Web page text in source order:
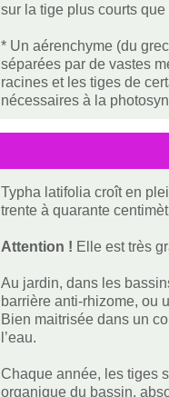
sur la tige plus courts
* Un aérenchyme (du
séparées par de vastes
racines et les tiges de
nécessaires à la
Typha latifolia croît en
trente à quarante
Attention ! Elle est très
Au jardin, dans les
barrière anti-rhizome, ou
Bien maitrisée dans un
l’eau.
Chaque année, les tiges
organique du bassin,